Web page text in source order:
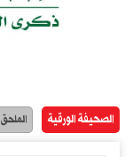
الصحيفة الورقية الملحق